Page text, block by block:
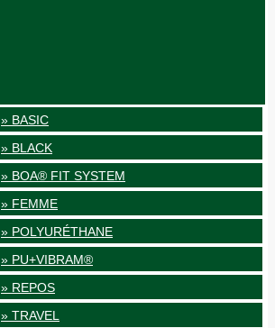
» BASIC
» BLACK
» BOA® FIT SYSTEM
» FEMME
» POLYURÉTHANE
» PU+VIBRAM®
» REPOS
» TRAVEL